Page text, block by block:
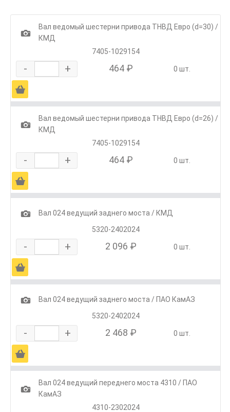
1
Вал ведомый шестерни привода ТНВД Евро (d=30) /
КМД
7405-1029154
- + 464 ₽ 0 шт.
Ä
1
Вал ведомый шестерни привода ТНВД Евро (d=26) /
КМД
7405-1029154
- + 464 ₽ 0 шт.
Ä
1
Вал 024 ведущий заднего моста / КМД
5320-2402024
- + 2 096 ₽ 0 шт.
Ä
1
Вал 024 ведущий заднего моста / ПАО КамАЗ
5320-2402024
- + 2 468 ₽ 0 шт.
Ä
1
Вал 024 ведущий переднего моста 4310 / ПАО
КамАЗ
4310-2302024